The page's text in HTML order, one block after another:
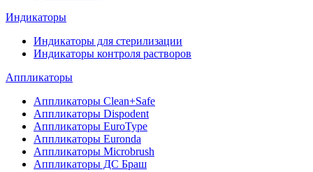
Индикаторы
Индикаторы для стерилизации
Индикаторы контроля растворов
Аппликаторы
Аппликаторы Clean+Safe
Аппликаторы Dispodent
Аппликаторы EuroType
Аппликаторы Euronda
Аппликаторы Microbrush
Аппликаторы ДС Браш